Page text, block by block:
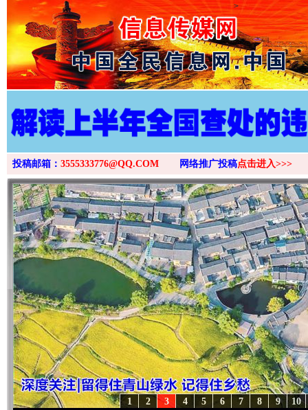
>
投稿邮箱： 3555333776@QQ.COM 网络推广投稿点击进入>>>
10
9
8
7
6
5
4
3
2
1